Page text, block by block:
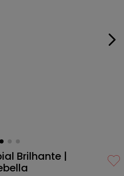
Brilhante |